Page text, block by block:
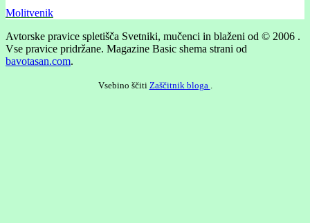
Molitvenik
Avtorske pravice spletišča Svetniki, mučenci in blaženi od © 2006 .
Vse pravice pridržane. Magazine Basic shema strani od
bavotasan.com.
Vsebino ščiti Zaščitnik bloga .